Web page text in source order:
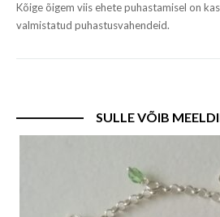
Kõige õigem viis ehete puhastamisel on
valmistatud puhastusvahendeid.
SULLE VÕIB